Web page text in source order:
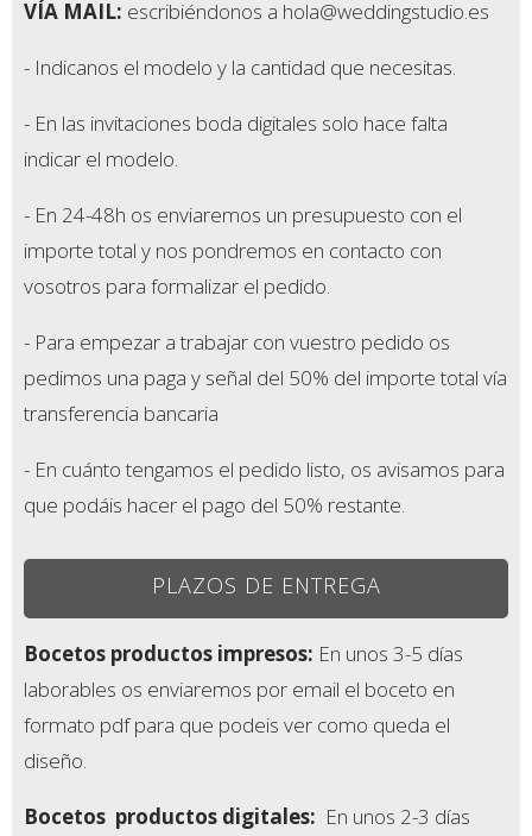
VÍA MAIL: escribiéndonos a hola@weddingstudio.es
- Indicanos el modelo y la cantidad que necesitas.
- En las invitaciones boda digitales solo hace falta
indicar el modelo.
- En 24-48h os enviaremos un presupuesto con el
importe total y nos pondremos en contacto con
vosotros para formalizar el pedido.
- Para empezar a trabajar con vuestro pedido os
pedimos una paga y señal del 50% del importe total vía
transferencia bancaria
- En cuánto tengamos el pedido listo, os avisamos para
que podáis hacer el pago del 50% restante.
PLAZOS DE ENTREGA
Bocetos productos impresos: En unos 3-5 días
laborables os enviaremos por email el boceto en
formato pdf para que podeis ver como queda el
diseño.
Bocetos productos digitales: En unos 2-3 días